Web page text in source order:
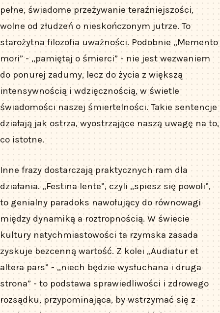
pełne, świadome przeżywanie teraźniejszości,
wolne od złudzeń o nieskończonym jutrze. To
starożytna filozofia uważności. Podobnie „Memento
mori” - „pamiętaj o śmierci” - nie jest wezwaniem
do ponurej zadumy, lecz do życia z większą
intensywnością i wdzięcznością, w świetle
świadomości naszej śmiertelności. Takie sentencje
działają jak ostrza, wyostrzające naszą uwagę na to,
co istotne.
Inne frazy dostarczają praktycznych ram dla
działania. „Festina lente”, czyli „spiesz się powoli”,
to genialny paradoks nawołujący do równowagi
między dynamiką a roztropnością. W świecie
kultury natychmiastowości ta rzymska zasada
zyskuje bezcenną wartość. Z kolei „Audiatur et
altera pars” - „niech będzie wysłuchana i druga
strona” - to podstawa sprawiedliwości i zdrowego
rozsądku, przypominająca, by wstrzymać się z